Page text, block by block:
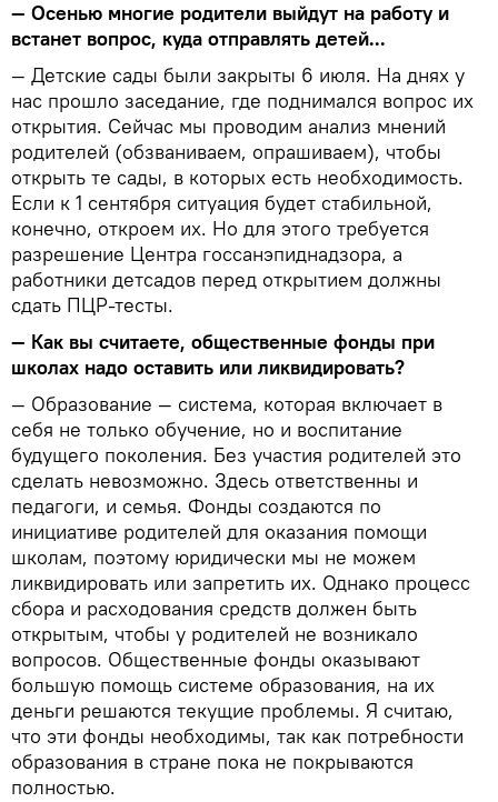
— Осенью многие родители выйдут на работу и
встанет вопрос, куда отправлять детей...
— Детские сады были закрыты 6 июля. На днях у
нас прошло заседание, где поднимался вопрос их
открытия. Сейчас мы проводим анализ мнений
родителей (обзваниваем, опрашиваем), чтобы
открыть те сады, в которых есть необходимость.
Если к 1 сентября ситуация будет стабильной,
конечно, откроем их. Но для этого требуется
разрешение Центра госсанэпиднадзора, а
работники детсадов перед открытием должны
сдать ПЦР-тесты.
— Как вы считаете, общественные фонды при
школах надо оставить или ликвидировать?
— Образование — система, которая включает в
себя не только обучение, но и воспитание
будущего поколения. Без участия родителей это
сделать невозможно. Здесь ответственны и
педагоги, и семья. Фонды создаются по
инициативе родителей для оказания помощи
школам, поэтому юридически мы не можем
ликвидировать или запретить их. Однако процесс
сбора и расходования средств должен быть
открытым, чтобы у родителей не возникало
вопросов. Общественные фонды оказывают
большую помощь системе образования, на их
деньги решаются текущие проблемы. Я считаю,
что эти фонды необходимы, так как потребности
образования в стране пока не покрываются
полностью.